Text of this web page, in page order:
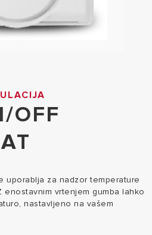
OFF
uporablja za nadzor temperature
vrtenjem gumba lahko
nastavljeno na vašem